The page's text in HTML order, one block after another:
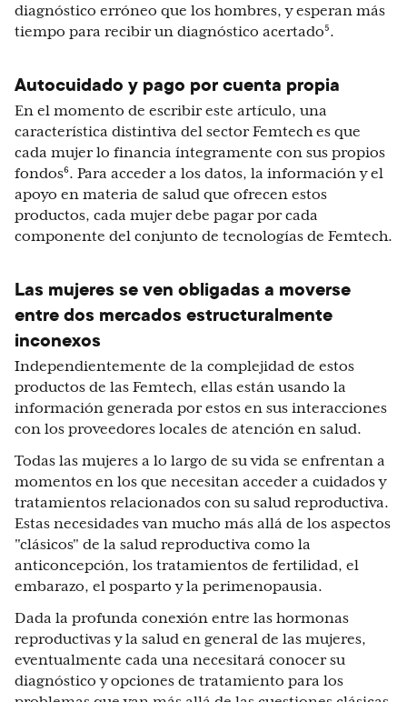
diagnóstico erróneo que los hombres, y esperan más
tiempo para recibir un diagnóstico acertado⁵.
Autocuidado y pago por cuenta propia
En el momento de escribir este artículo, una
característica distintiva del sector Femtech es que
cada mujer lo financia íntegramente con sus propios
fondos⁶. Para acceder a los datos, la información y el
apoyo en materia de salud que ofrecen estos
productos, cada mujer debe pagar por cada
componente del conjunto de tecnologías de Femtech.
Las mujeres se ven obligadas a moverse
entre dos mercados estructuralmente
inconexos
Independientemente de la complejidad de estos
productos de las Femtech, ellas están usando la
información generada por estos en sus interacciones
con los proveedores locales de atención en salud.
Todas las mujeres a lo largo de su vida se enfrentan a
momentos en los que necesitan acceder a cuidados y
tratamientos relacionados con su salud reproductiva.
Estas necesidades van mucho más allá de los aspectos
"clásicos" de la salud reproductiva como la
anticoncepción, los tratamientos de fertilidad, el
embarazo, el posparto y la perimenopausia.
Dada la profunda conexión entre las hormonas
reproductivas y la salud en general de las mujeres,
eventualmente cada una necesitará conocer su
diagnóstico y opciones de tratamiento para los